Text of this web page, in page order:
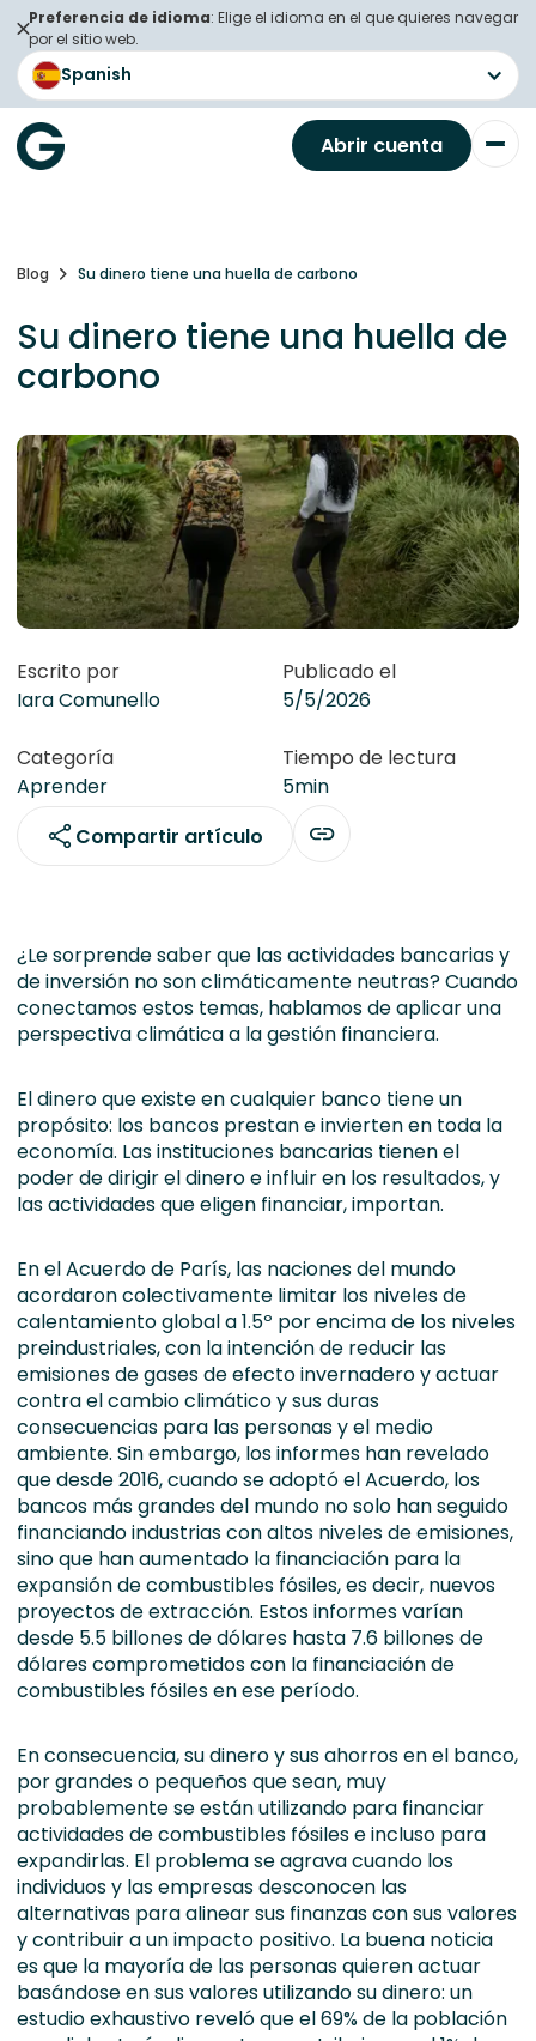
Preferencia de idioma: Elige el idioma en el que quieres navegar
por el sitio web.
Spanish
Abrir cuenta
Blog Su dinero tiene una huella de carbono
Su dinero tiene una huella de
carbono
Escrito por
Iara Comunello
Publicado el
5/5/2026
Categoría
Aprender
Tiempo de lectura
5min
Compartir artículo
¿Le sorprende saber que las actividades bancarias y
de inversión no son climáticamente neutras? Cuando
conectamos estos temas, hablamos de aplicar una
perspectiva climática a la gestión financiera.
El dinero que existe en cualquier banco tiene un
propósito: los bancos prestan e invierten en toda la
economía. Las instituciones bancarias tienen el
poder de dirigir el dinero e influir en los resultados, y
las actividades que eligen financiar, importan.
En el Acuerdo de París, las naciones del mundo
acordaron colectivamente limitar los niveles de
calentamiento global a 1.5º por encima de los niveles
preindustriales, con la intención de reducir las
emisiones de gases de efecto invernadero y actuar
contra el cambio climático y sus duras
consecuencias para las personas y el medio
ambiente. Sin embargo, los informes han revelado
que desde 2016, cuando se adoptó el Acuerdo, los
bancos más grandes del mundo no solo han seguido
financiando industrias con altos niveles de emisiones,
sino que han aumentado la financiación para la
expansión de combustibles fósiles, es decir, nuevos
proyectos de extracción. Estos informes varían
desde 5.5 billones de dólares hasta 7.6 billones de
dólares comprometidos con la financiación de
combustibles fósiles en ese período.
En consecuencia, su dinero y sus ahorros en el banco,
por grandes o pequeños que sean, muy
probablemente se están utilizando para financiar
actividades de combustibles fósiles e incluso para
expandirlas. El problema se agrava cuando los
individuos y las empresas desconocen las
alternativas para alinear sus finanzas con sus valores
y contribuir a un impacto positivo. La buena noticia
es que la mayoría de las personas quieren actuar
basándose en sus valores utilizando su dinero: un
estudio exhaustivo reveló que el 69% de la población